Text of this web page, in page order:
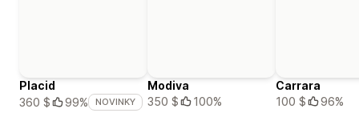
Placid
360 $
99% NOVINKY
Modiva
350 $
100%
Carrara
100 $
96%